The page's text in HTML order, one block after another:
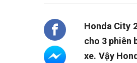
Honda City
cho 3 phiên
xe. Vậy